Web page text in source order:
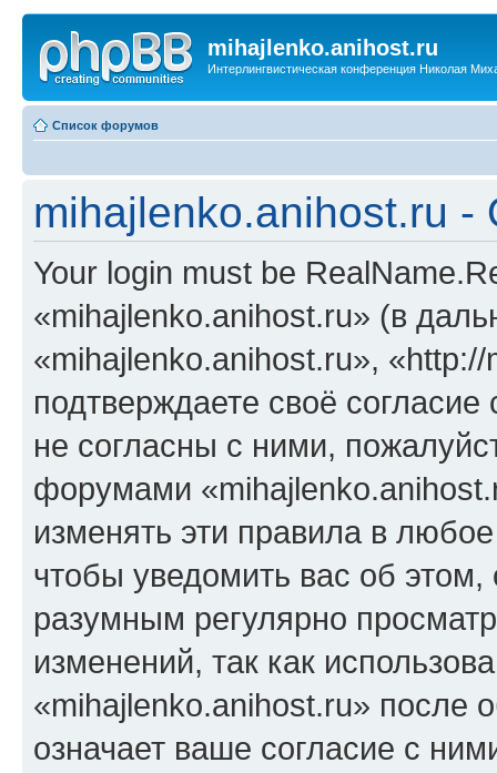
mihajlenko.anihost.ru
Интерлингвистическая конференция Николая
Список форумов
mihajlenko.anihost.ru
Your login must be
«mihajlenko.anihost.ru» (в
«mihajlenko.anihost.ru»,
подтверждаете своё
не согласны с ними,
форумами
изменять эти правила в
чтобы уведомить вас об
разумным регулярно
изменений, так как
«mihajlenko.anihost.ru» после
означает ваше согласие с